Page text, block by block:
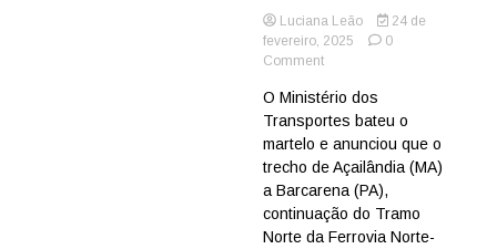
Luciana Leão
24 de
fevereiro, 2025
0
Commenton
da
Ferrovia
Norte-
Sul
entre
Maranhão
e
Pará
O Ministério dos
Transportes bateu o
martelo e anunciou que o
trecho de Açailândia (MA)
a Barcarena (PA),
continuação do Tramo
Norte da Ferrovia Norte-